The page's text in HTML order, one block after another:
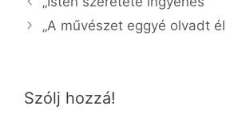
„A művészet eggyé olvadt
Szólj hozzá!